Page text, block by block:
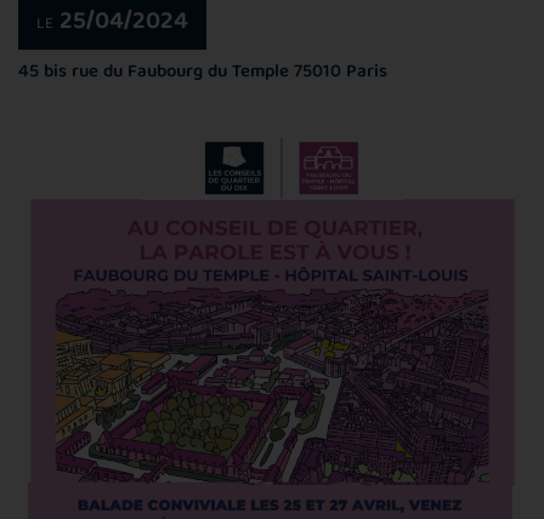
LE 25/04/2024
45 bis rue du Faubourg du Temple75010 Paris